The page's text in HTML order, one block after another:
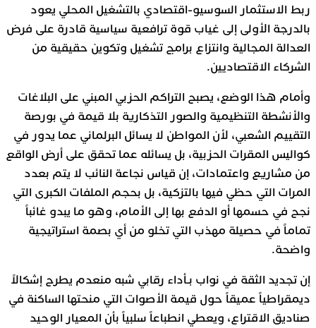
ربط الاستثمار السوسيو-اقتصادي بالتشغيل المحلي يعود
بالدرجة الأولى إلى غياب قوة ترافعية سياسية قادرة على فرض
العدالة المجالية وانتزاع برامج تشغيل وتكوين حقيقية من
الشركاء الاقتصاديين.
وأمام هذا الوضع، يصبح التراكم الحزبي المبني على البلاغات
والأنشطة التنظيمية والصور التذكارية بلا قيمة في بورصة
التقييم الشعبي، لأن المواطن لا يسائل البرلماني عما يدور في
كواليس المقرات الحزبية، بل يسائله عما تحقق على أرض الواقع
من مشاريع واعتمادات، إن قياس نجاعة النائب لا يتم بعدد
المرات التي حظي فيها بالتزكية، بل بحجم الملفات الكبرى التي
نجح في حسمها أو الدفع بها إلى الأمام، وهو ما يبدو غائباً
تماماً في حصيلة مهذب التي تخلو من أي بصمة استراتيجية
واضحة.
إن تجديد الثقة في نواب بـأداء رقابي شبه منعدم يطرح إشكالاً
ديمقراطياً عميقاً حول قيمة الأصوات التي منحتها الساكنة في
صناديق الاقتراع، ويعطي انطباعاً سلبياً بأن المعيار الوحيد